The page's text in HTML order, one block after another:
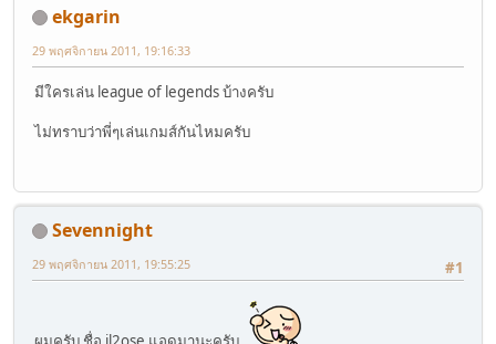
ekgarin
29 พฤศจิกายน 2011, 19:16:33
มีใครเล่น league of legends บ้างครับ
ไม่ทราบว่าพี่ๆเล่นเกมส์กันไหมครับ
Sevennight
#1
29 พฤศจิกายน 2011, 19:55:25